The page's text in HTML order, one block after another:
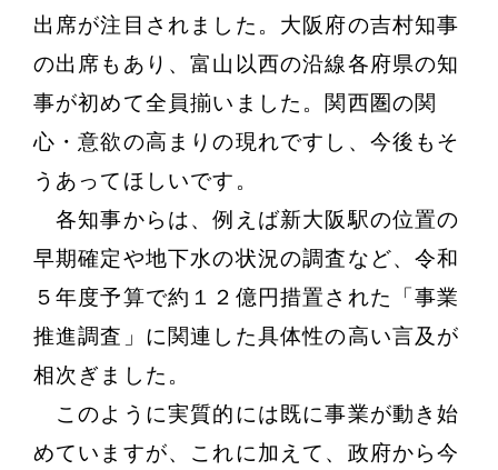
出席が注目されました。大阪府の吉村知事
の出席もあり、富山以西の沿線各府県の知
事が初めて全員揃いました。関西圏の関
心・意欲の高まりの現れですし、今後もそ
うあってほしいです。
各知事からは、例えば新大阪駅の位置の
早期確定や地下水の状況の調査など、令和
５年度予算で約１２億円措置された「事業
推進調査」に関連した具体性の高い言及が
相次ぎました。
このように実質的には既に事業が動き始
めていますが、これに加えて、政府から今